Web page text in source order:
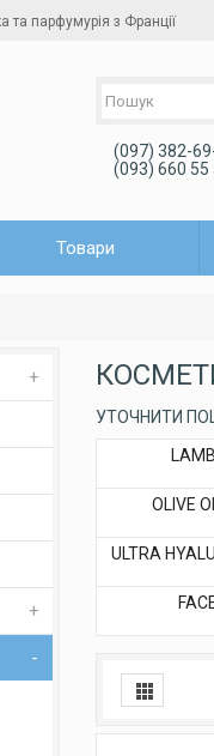
та парфумурія з Франції
(097) 382-
(093) 660 55
Товари
УТОЧНИТИ
OLIVE
ULTRA